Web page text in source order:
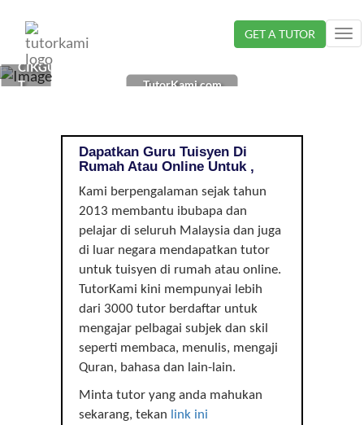
GET A TUTOR
CIKGU
TUISYEN
TutorKami.com
Dapatkan Guru Tuisyen Di
Rumah Atau Online Untuk ,
Kami berpengalaman sejak tahun
2013 membantu ibubapa dan
pelajar di seluruh Malaysia dan juga
di luar negara mendapatkan tutor
untuk tuisyen di rumah atau online.
TutorKami kini mempunyai lebih
dari 3000 tutor berdaftar untuk
mengajar pelbagai subjek dan skil
seperti membaca, menulis, mengaji
Quran, bahasa dan lain-lain.
Minta tutor yang anda mahukan
sekarang, tekan link ini